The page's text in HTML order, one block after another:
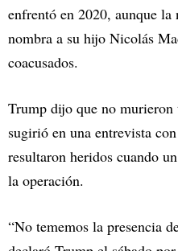
enfrentó en 2020, aunque la
nombra a su hijo Nicolás
coacusados.
Trump dijo que no murieron
sugirió en una entrevista
resultaron heridos cuando
la operación.
“No tememos la presencia